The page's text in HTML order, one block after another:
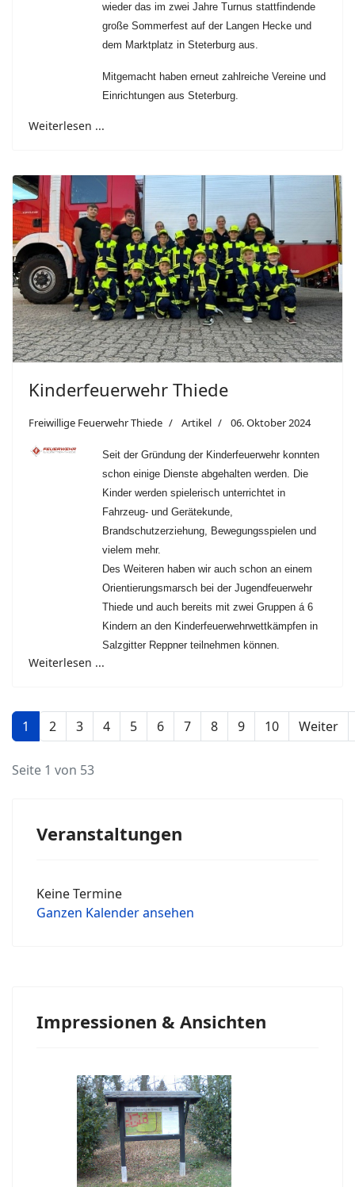
wieder das im zwei Jahre Turnus stattfindende
große Sommerfest auf der Langen Hecke und
dem Marktplatz in Steterburg aus.
Mitgemacht haben erneut zahlreiche Vereine und
Einrichtungen aus Steterburg.
Weiterlesen ...
Kinderfeuerwehr Thiede
Freiwillige Feuerwehr Thiede Artikel 06. Oktober 2024
Seit der Gründung der Kinderfeuerwehr konnten
schon einige Dienste abgehalten werden. Die
Kinder werden spielerisch unterrichtet in
Fahrzeug- und Gerätekunde,
Brandschutzerziehung, Bewegungsspielen und
vielem mehr.
Des Weiteren haben wir auch schon an einem
Orientierungsmarsch bei der Jugendfeuerwehr
Thiede und auch bereits mit zwei Gruppen á 6
Kindern an den Kinderfeuerwehrwettkämpfen in
Salzgitter Reppner teilnehmen können.
Weiterlesen ...
1 2 3 4 5 6 7 8 9 10 Weiter
Seite 1 von 53
Veranstaltungen
Keine Termine
Ganzen Kalender ansehen
Impressionen & Ansichten